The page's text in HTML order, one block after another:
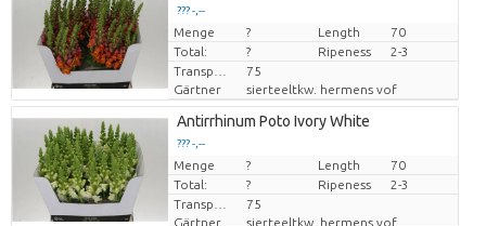
??? -,--
Preis pro Stück
Menge ? Length
70
Total:
? Ripeness
2-3
75
Gärtner
sierteeltkw. hermens vof
Antirrhinum Poto Ivory White
??? -,--
Preis pro Stück
Menge ? Length
70
Total:
? Ripeness
2-3
75
Gärtner
sierteeltkw. hermens vof